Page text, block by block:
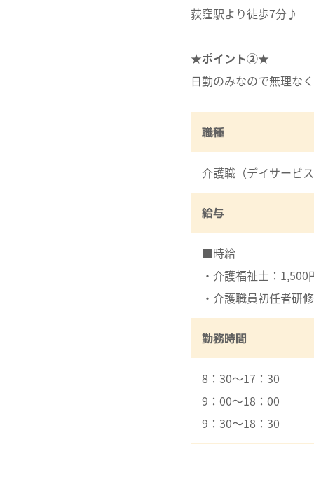
荻窪駅より徒歩7分♪
★ポイント②★
日勤のみなので無理な
職種
介護職（デイサービ
給与
■時給
・介護福祉士：1,500
・介護職員初任者研
勤務時間
8：30～17：30
9：00～18：00
9：30～18：30